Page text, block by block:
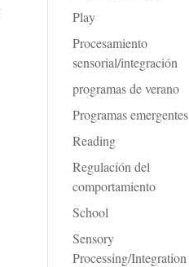
Play
Procesamiento
sensorial/integración
programas de verano
Programas emergentes
Reading
Regulación del
comportamiento
School
Sensory
Processing/Integration